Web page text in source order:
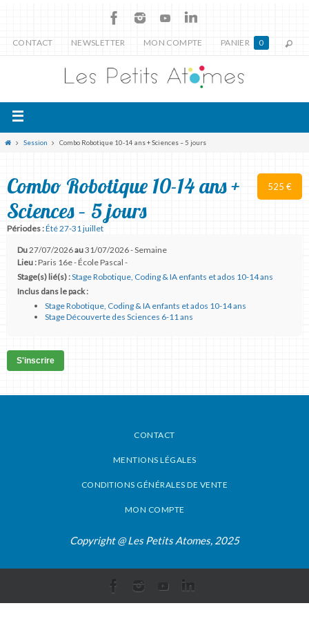
CONTACT NEWSLETTER MON COMPTE PANIER 0
Session Combo Robotique 10-14 ans + Sciences – 5 jours
525 €
Combo Robotique 10-14 ans +
Sciences – 5 jours
Périodes :Été 27-31 juillet
Du27/07/2026au31/07/2026 - Semaine
Lieu :Paris 16e - École Pascal -
Stage(s) lié(s) :Stage Robotique, Coding & IA enfants et ados 10-14 ans
Inclus dans le pack :
Stage Robotique, Coding & IA enfants et ados 10-14 ans
Stage Découverte des Sciences 6-11 ans
S'inscrire
CONTACT
MENTIONS LÉGALES
CONDITIONS GÉNÉRALES DE VENTE
MON COMPTE
Copyright @ Les Petits Atomes, 2025